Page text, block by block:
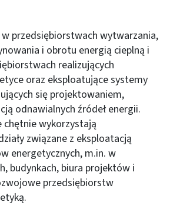
przedsiębiorstwach wytwarzania,
i obrotu energią cieplną i
realizujących
oraz eksploatujące systemy
się projektowaniem,
odnawialnych źródeł energii.
wykorzystają
związane z eksploatacją
energetycznych, m.in. w
budynkach, biura projektów i
przedsiębiorstw